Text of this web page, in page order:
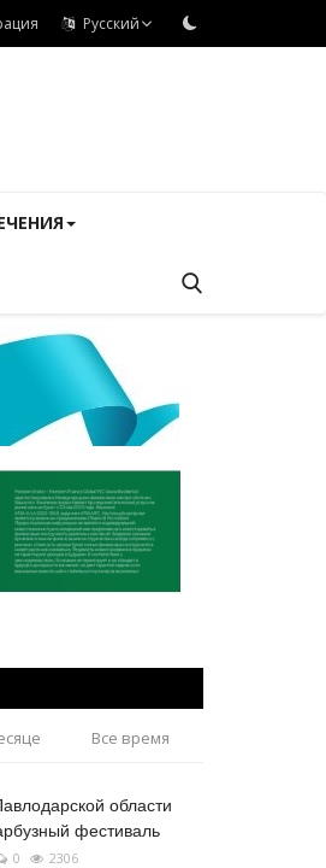
Русский
Все время
области
фестиваль
0 2306